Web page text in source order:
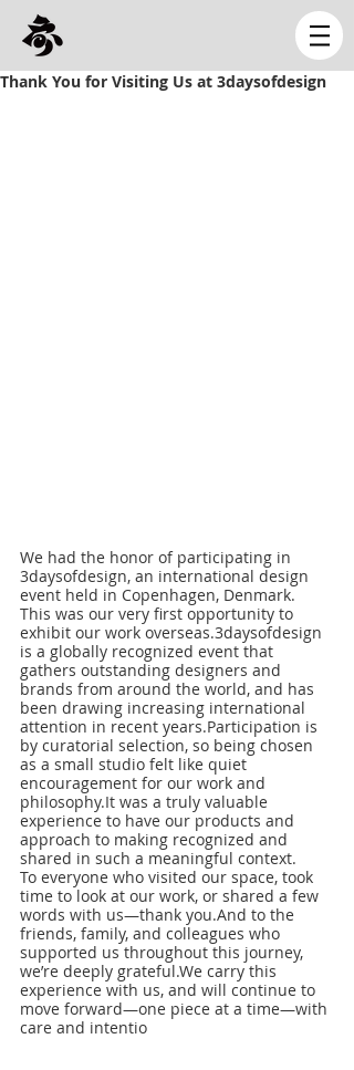
Thank You for Visiting Us at 3daysofdesign
We had the honor of participating in
3daysofdesign, an international design
event held in Copenhagen, Denmark.
This was our very first opportunity to
exhibit our work overseas.3daysofdesign
is a globally recognized event that
gathers outstanding designers and
brands from around the world, and has
been drawing increasing international
attention in recent years.Participation is
by curatorial selection, so being chosen
as a small studio felt like quiet
encouragement for our work and
philosophy.It was a truly valuable
experience to have our products and
approach to making recognized and
shared in such a meaningful context.
To everyone who visited our space, took
time to look at our work, or shared a few
words with us—thank you.And to the
friends, family, and colleagues who
supported us throughout this journey,
we’re deeply grateful.We carry this
experience with us, and will continue to
move forward—one piece at a time—with
care and intentio